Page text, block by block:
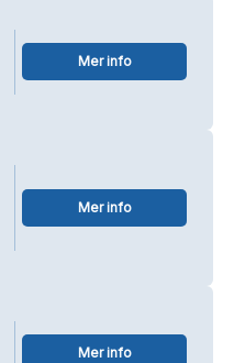
Mer info
Mer info
Mer info